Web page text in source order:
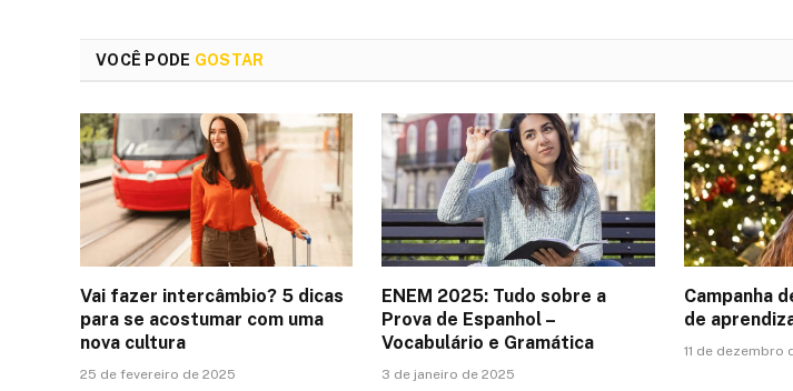
VOCÊ PODE GOSTAR
Vai fazer intercâmbio? 5 dicas
para se acostumar com uma
nova cultura
25 de fevereiro de 2025
ENEM 2025: Tudo sobre a
Prova de Espanhol –
Vocabulário e Gramática
3 de janeiro de 2025
Campanha
de
11 de dezembro